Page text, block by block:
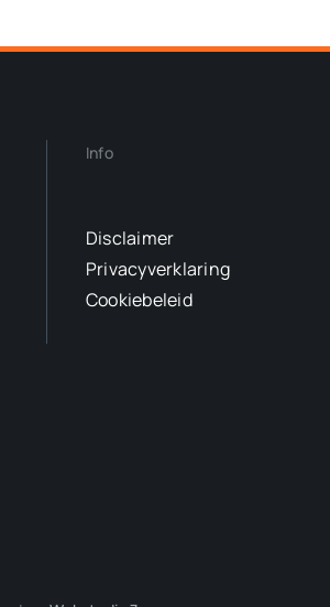
Info
Disclaimer
Privacyverklaring
Cookiebeleid